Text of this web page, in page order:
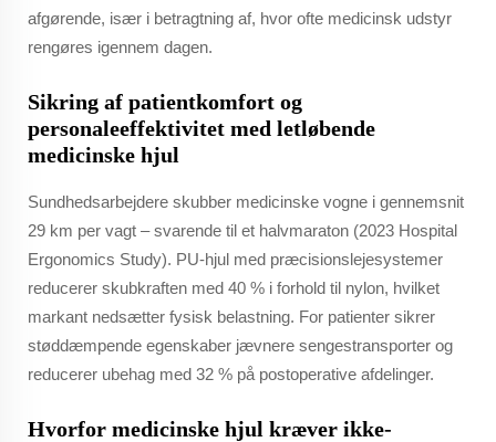
afgørende, især i betragtning af, hvor ofte medicinsk udstyr
rengøres igennem dagen.
Sikring af patientkomfort og
personaleeffektivitet med letløbende
medicinske hjul
Sundhedsarbejdere skubber medicinske vogne i gennemsnit
29 km per vagt – svarende til et halvmaraton (2023 Hospital
Ergonomics Study). PU-hjul med præcisionslejesystemer
reducerer skubkraften med 40 % i forhold til nylon, hvilket
markant nedsætter fysisk belastning. For patienter sikrer
støddæmpende egenskaber jævnere sengestransporter og
reducerer ubehag med 32 % på postoperative afdelinger.
Hvorfor medicinske hjul kræver ikke-